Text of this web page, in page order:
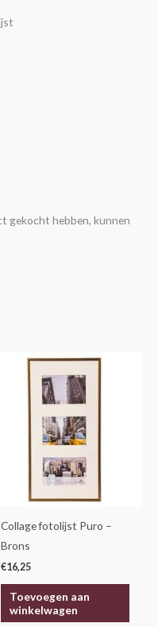
gekocht hebben, kunnen
Collage fotolijst Puro –
Brons
€16,25
Toevoegen aan
winkelwagen